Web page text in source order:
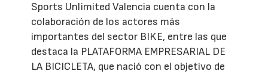
Sports Unlimited Valencia cuenta con la
colaboración de los actores más
importantes del sector BIKE, entre las que
destaca la PLATAFORMA EMPRESARIAL DE
LA BICICLETA, que nació con el objetivo de